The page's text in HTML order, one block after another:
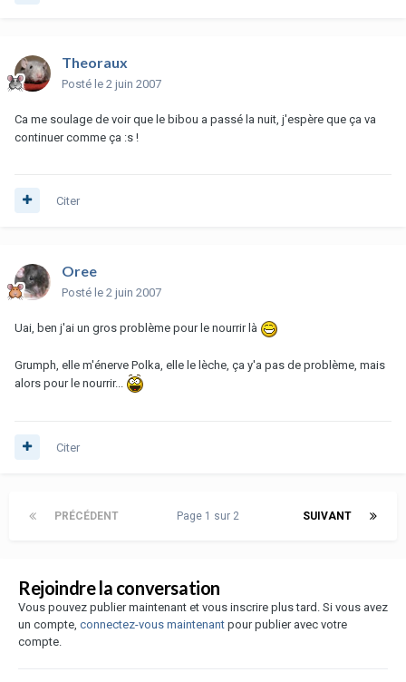
Theoraux
Posté le 2 juin 2007
Ca me soulage de voir que le bibou a passé la nuit, j'espère que ça va
continuer comme ça :s !
Citer
Oree
Posté le 2 juin 2007
Uai, ben j'ai un gros problème pour le nourrir là
Grumph, elle m'énerve Polka, elle le lèche, ça y'a pas de problème, mais
alors pour le nourrir...
Citer
PRÉCÉDENT SUIVANT
Page 1 sur 2
Rejoindre la conversation
Vous pouvez publier maintenant et vous inscrire plus tard. Si vous avez
un compte, connectez-vous maintenant pour publier avec votre
compte.